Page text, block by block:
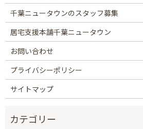
千葉ニュータウンのスタッフ募集
居宅支援本舗千葉ニュータウン
お問い合わせ
プライバシーポリシー
サイトマップ